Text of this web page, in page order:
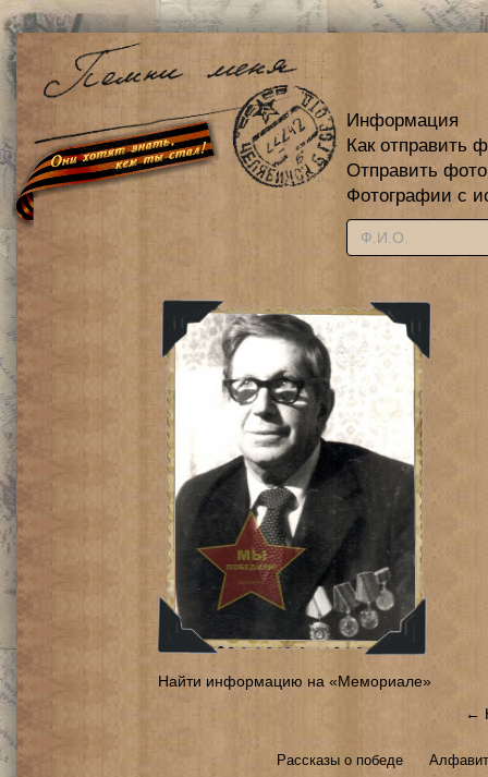
Информация
Как отправить
Отправить
Фотографии с
Найти информацию на «Мемориале»
←
Рассказы о победе